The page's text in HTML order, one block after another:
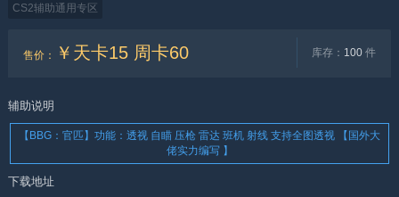
CS2辅助通用专区
售价 ： ￥天卡15 周卡60 库存： 100件
辅助说明
【BBG：官匹】功能：透视 自瞄 压枪 雷达 班机 射线 支持全图透视 【国外大
佬实力编写 】
下载地址